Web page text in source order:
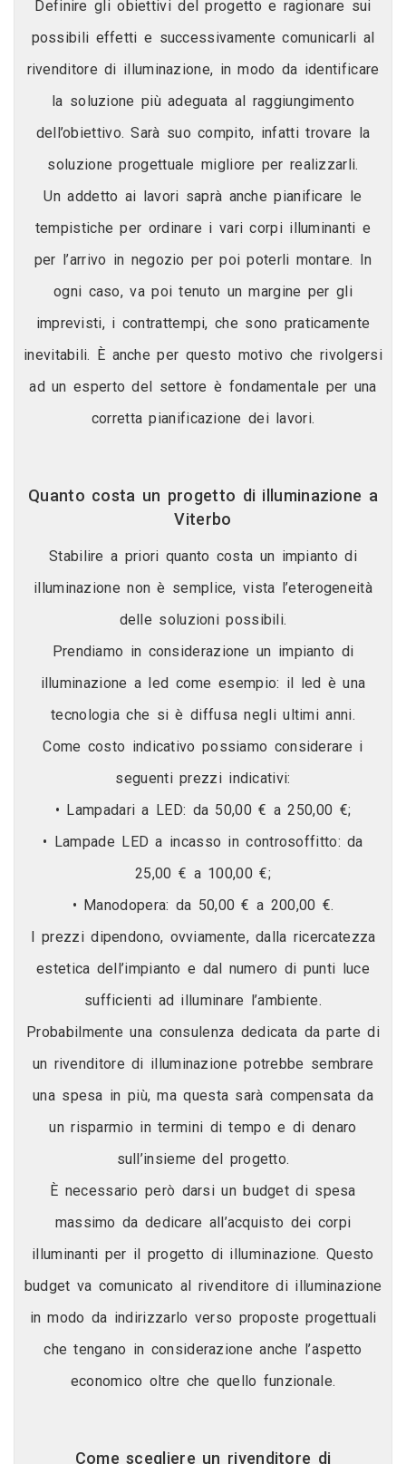
Definire gli obiettivi del progetto e ragionare sui
possibili effetti e successivamente comunicarli al
rivenditore di illuminazione, in modo da identificare
la soluzione più adeguata al raggiungimento
dell’obiettivo. Sarà suo compito, infatti trovare la
soluzione progettuale migliore per realizzarli.
Un addetto ai lavori saprà anche pianificare le
tempistiche per ordinare i vari corpi illuminanti e
per l’arrivo in negozio per poi poterli montare. In
ogni caso, va poi tenuto un margine per gli
imprevisti, i contrattempi, che sono praticamente
inevitabili. È anche per questo motivo che rivolgersi
ad un esperto del settore è fondamentale per una
corretta pianificazione dei lavori.
Quanto costa un progetto di illuminazione a
Viterbo
Stabilire a priori quanto costa un impianto di
illuminazione non è semplice, vista l’eterogeneità
delle soluzioni possibili.
Prendiamo in considerazione un impianto di
illuminazione a led come esempio: il led è una
tecnologia che si è diffusa negli ultimi anni.
Come costo indicativo possiamo considerare i
seguenti prezzi indicativi:
• Lampadari a LED: da 50,00 € a 250,00 €;
• Lampade LED a incasso in controsoffitto: da
25,00 € a 100,00 €;
• Manodopera: da 50,00 € a 200,00 €.
I prezzi dipendono, ovviamente, dalla ricercatezza
estetica dell’impianto e dal numero di punti luce
sufficienti ad illuminare l’ambiente.
Probabilmente una consulenza dedicata da parte di
un rivenditore di illuminazione potrebbe sembrare
una spesa in più, ma questa sarà compensata da
un risparmio in termini di tempo e di denaro
sull’insieme del progetto.
È necessario però darsi un budget di spesa
massimo da dedicare all’acquisto dei corpi
illuminanti per il progetto di illuminazione. Questo
budget va comunicato al rivenditore di illuminazione
in modo da indirizzarlo verso proposte progettuali
che tengano in considerazione anche l’aspetto
economico oltre che quello funzionale.
Come scegliere un rivenditore di